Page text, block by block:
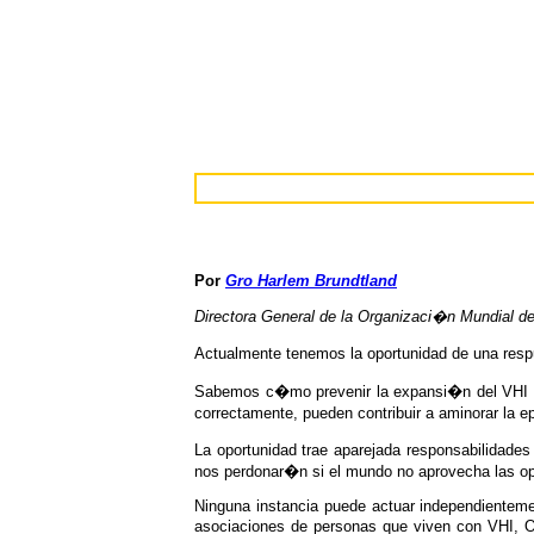
Por Gro Harlem Brundtland
Directora General de la Organizaci�n Mundial
Actualmente tenemos la oportunidad de una
Sabemos c�mo prevenir la expansi�n del VHI
correctamente, pueden contribuir a aminorar la
La oportunidad trae aparejada
nos perdonar�n si el mundo no aprovecha las
Ninguna instancia puede actuar
asociaciones de personas que viven con